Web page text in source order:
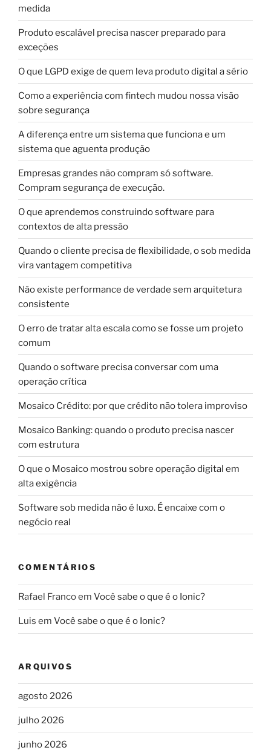
medida
Produto escalável precisa nascer preparado para
exceções
O que LGPD exige de quem leva produto digital a sério
Como a experiência com fintech mudou nossa visão
sobre segurança
A diferença entre um sistema que funciona e um
sistema que aguenta produção
Empresas grandes não compram só software.
Compram segurança de execução.
O que aprendemos construindo software para
contextos de alta pressão
Quando o cliente precisa de flexibilidade, o sob medida
vira vantagem competitiva
Não existe performance de verdade sem arquitetura
consistente
O erro de tratar alta escala como se fosse um projeto
comum
Quando o software precisa conversar com uma
operação crítica
Mosaico Crédito: por que crédito não tolera improviso
Mosaico Banking: quando o produto precisa nascer
com estrutura
O que o Mosaico mostrou sobre operação digital em
alta exigência
Software sob medida não é luxo. É encaixe com o
negócio real
COMENTÁRIOS
Rafael Francoem Você sabe o que é o Ionic?
Luis em Você sabe o que é o Ionic?
ARQUIVOS
agosto 2026
julho 2026
junho 2026